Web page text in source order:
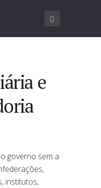
e
governo sem a
institutos,